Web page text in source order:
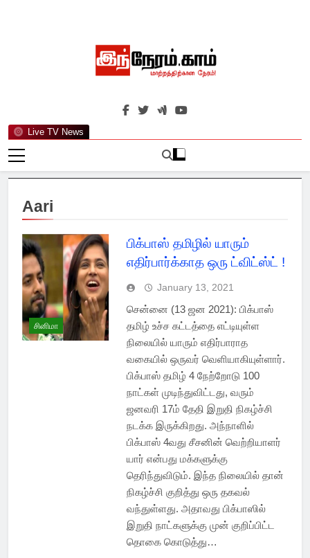
Live TV News
இந்நேரம்.காம்
செய்திகளுக்கு அப்பால்…
Aari
சினிமா
பிக்பாஸ் தமிழில் யாரும்
எதிர்பார்க்காத ஒரு ட்விட்ஸ்ட் !
January 13, 2021
சென்னை (13 ஜன 2021): பிக்பாஸ்
தமிழ் உச்ச கட்டத்தை எட்டியுள்ள
நிலையில் யாரும் எதிர்பாராத
வகையில் ஒருவர் வெளியாகியுள்ளார்.
பிக்பாஸ் தமிழ் 4 நேற்றோடு 100
நாட்கள் முடிந்துவிட்டது, வரும்
ஜனவரி 17ம் தேதி இறுதி நிகழ்ச்சி
நடக்க இருக்கிறது. அந்நாளில்
பிக்பாஸ் 4வது சீசனின் வெற்றியாளர்
யார் என்பது மக்களுக்கு
தெரிந்துவிடும். இந்த நிலையில் தான்
நிகழ்ச்சி குறித்து ஒரு தகவல்
வந்துள்ளது. அதாவது பிக்பாஸில்
இறுதி நாட்களுக்கு முன் குறிப்பிட்ட
தொகை கொடுத்து…